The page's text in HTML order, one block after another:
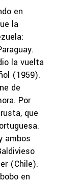
en
la
la vuelta
(1959).
de
Por
que
ambos
(Chile).
en